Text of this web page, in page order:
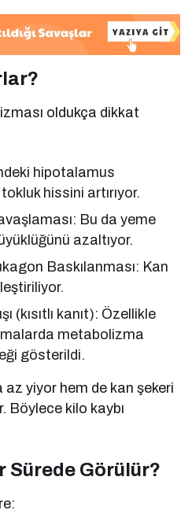
oldukça dikkat
hipotalamus
hissini artırıyor.
Bu da yeme
azaltıyor.
Baskılanması: Kan
(kısıtlı kanıt): Özellikle
metabolizma
gösterildi.
az yiyor hem de kan şekeri
Böylece kilo kaybı
Sürede Görülür?